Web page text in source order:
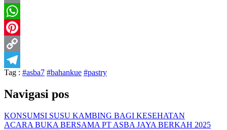
Email
WhatsApp
Pinterest
Copy
Link
Telegram
Tag : #asba7 #bahankue #pastry
Navigasi pos
KONSUMSI SUSU KAMBING BAGI KESEHATAN
ACARA BUKA BERSAMA PT ASBA JAYA BERKAH 2025